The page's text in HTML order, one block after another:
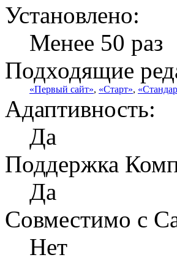
Установлено:
Менее 50 раз
Подходящие
«Первый сайт», «Старт»,
Адаптивность:
Да
Поддержка
Да
Совместимо с
Нет